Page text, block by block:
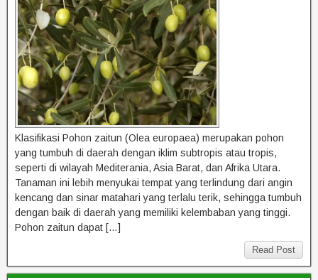
Klasifikasi Pohon zaitun (Olea europaea) merupakan pohon
yang tumbuh di daerah dengan iklim subtropis atau tropis,
seperti di wilayah Mediterania, Asia Barat, dan Afrika Utara.
Tanaman ini lebih menyukai tempat yang terlindung dari angin
kencang dan sinar matahari yang terlalu terik, sehingga tumbuh
dengan baik di daerah yang memiliki kelembaban yang tinggi.
Pohon zaitun dapat […]
Read Post